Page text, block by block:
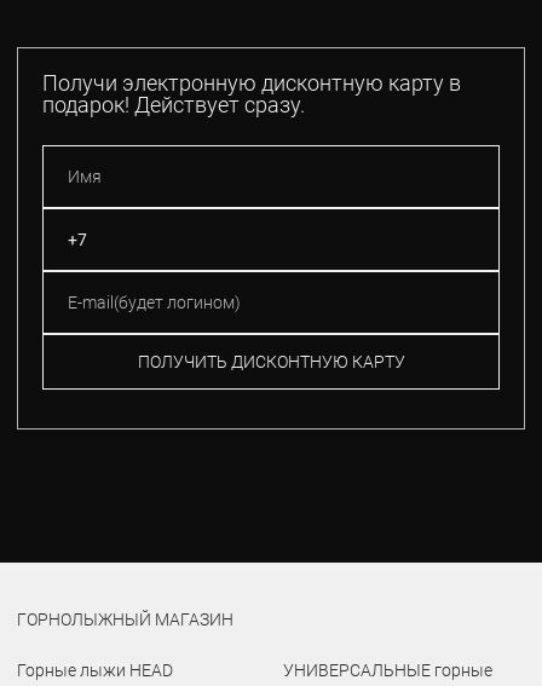
Получи электронную дисконтную карту в
подарок! Действует сразу.
ПОЛУЧИТЬ ДИСКОНТНУЮ КАРТУ
ГОРНОЛЫЖНЫЙ МАГАЗИН
Горные лыжи HEAD
УНИВЕРСАЛЬНЫЕ горные